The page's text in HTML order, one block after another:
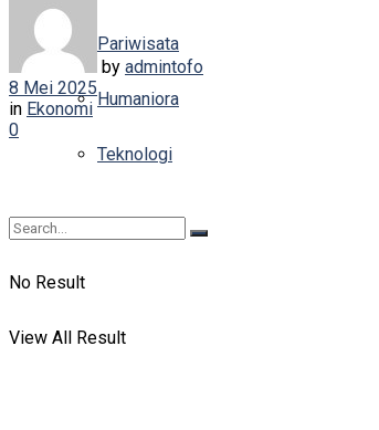
Pariwisata
Humaniora
Teknologi
No Result
View All Result
by admintofo
8 Mei 2025
in Ekonomi
0